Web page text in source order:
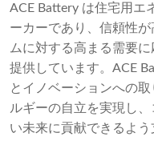
ACE Battery は住宅用エ
ーカーであり、信頼性
ムに対する高まる需要
提供しています。ACE
とイノベーションへの
ルギーの自立を実現し
い未来に貢献できるよう